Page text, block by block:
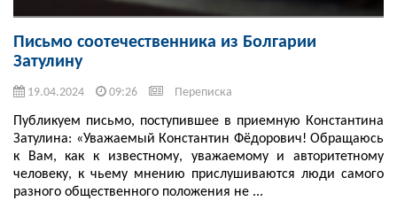
Письмо соотечественника из Болгарии
Затулину
19.04.2024 09:26 Переписка
Публикуем письмо, поступившее в приемную Константина
Затулина: «Уважаемый Константин Фëдорович! Обращаюсь
к Вам, как к известному, уважаемому и авторитетному
человеку, к чьему мнению прислушиваются люди самого
разного общественного положения не ...